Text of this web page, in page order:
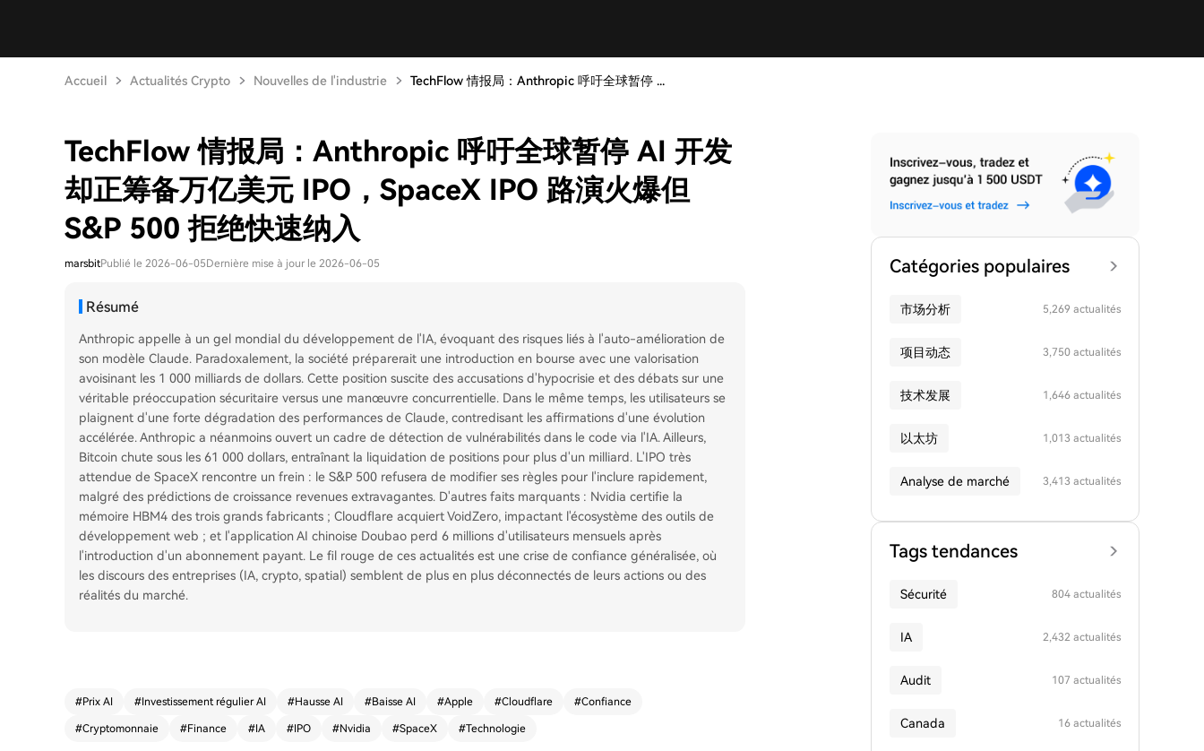
Accueil Actualités Crypto Nouvelles de l'industrie TechFlow 情报局：Anthropic 呼吁全球暂停 ...
TechFlow 情报局：Anthropic 呼吁全球暂停 AI 开发
却正筹备万亿美元 IPO，SpaceX IPO 路演火爆但
S&P 500 拒绝快速纳入
marsbitPublié le 2026-06-05Dernière mise à jour le 2026-06-05
Résumé
Anthropic appelle à un gel mondial du développement de l'IA, évoquant des risques liés à l'auto-amélioration de
son modèle Claude. Paradoxalement, la société préparerait une introduction en bourse avec une valorisation
avoisinant les 1 000 milliards de dollars. Cette position suscite des accusations d'hypocrisie et des débats sur une
véritable préoccupation sécuritaire versus une manœuvre concurrentielle. Dans le même temps, les utilisateurs se
plaignent d'une forte dégradation des performances de Claude, contredisant les affirmations d'une évolution
accélérée. Anthropic a néanmoins ouvert un cadre de détection de vulnérabilités dans le code via l'IA. Ailleurs,
Bitcoin chute sous les 61 000 dollars, entraînant la liquidation de positions pour plus d'un milliard. L'IPO très
attendue de SpaceX rencontre un frein : le S&P 500 refusera de modifier ses règles pour l'inclure rapidement,
malgré des prédictions de croissance revenues extravagantes. D'autres faits marquants : Nvidia certifie la
mémoire HBM4 des trois grands fabricants ; Cloudflare acquiert VoidZero, impactant l'écosystème des outils de
développement web ; et l'application AI chinoise Doubao perd 6 millions d'utilisateurs mensuels après
l'introduction d'un abonnement payant. Le fil rouge de ces actualités est une crise de confiance généralisée, où
les discours des entreprises (IA, crypto, spatial) semblent de plus en plus déconnectés de leurs actions ou des
réalités du marché.
#Prix AI #Investissement régulier AI #Hausse AI #Baisse AI #Apple #Cloudflare #Confiance
#Cryptomonnaie #Finance #IA #IPO #Nvidia #SpaceX #Technologie
Catégories populaires
市场分析 5,269 actualités
项目动态 3,750 actualités
技术发展 1,646 actualités
以太坊 1,013 actualités
Analyse de marché 3,413 actualités
Tags tendances
Sécurité 804 actualités
IA 2,432 actualités
Audit 107 actualités
Canada 16 actualités